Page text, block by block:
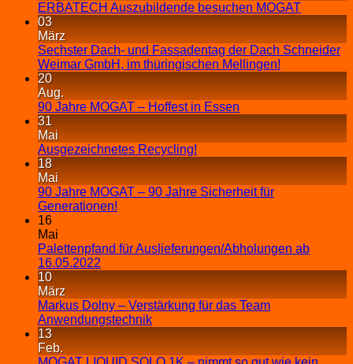
ERBATECH Auszubildende besuchen MOGAT
03
März
Sechster Dach- und Fassadentag der Dach Schneider
Weimar GmbH, im thüringischen Mellingen!
20
Aug.
90 Jahre MOGAT – Hoffest in Essen
31
Mai
Ausgezeichnetes Recycling!
18
Mai
90 Jahre MOGAT – 90 Jahre Sicherheit für
Generationen!
16
Mai
Palettenpfand für Auslieferungen/Abholungen ab
16.05.2022
10
März
Markus Dolny – Verstärkung für das Team
Anwendungstechnik
13
Feb.